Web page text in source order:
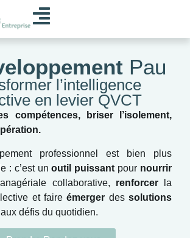
Pau
l’intelligence
en levier QVCT
compétences, briser l’isolement,
professionnel est bien plus
: c’est unoutil puissant pour nourrir
collaborative, renforcerla
et faireémerger dessolutions
défis du quotidien.